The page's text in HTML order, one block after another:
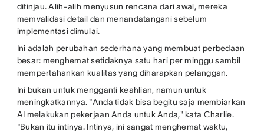
ditinjau. Alih-alih menyusun rencana dari awal, mereka
memvalidasi detail dan menandatangani sebelum
implementasi dimulai.
Ini adalah perubahan sederhana yang membuat perbedaan
besar: menghemat setidaknya satu hari per minggu sambil
mempertahankan kualitas yang diharapkan pelanggan.
Ini bukan untuk mengganti keahlian, namun untuk
meningkatkannya. "Anda tidak bisa begitu saja membiarkan
AI melakukan pekerjaan Anda untuk Anda," kata Charlie.
"Bukan itu intinya. Intinya, ini sangat menghemat waktu,